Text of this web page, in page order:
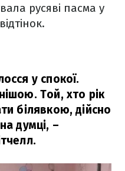
русяві пасма у
у спокої.
Той, хто рік
білявкою, дійсно
думці, –